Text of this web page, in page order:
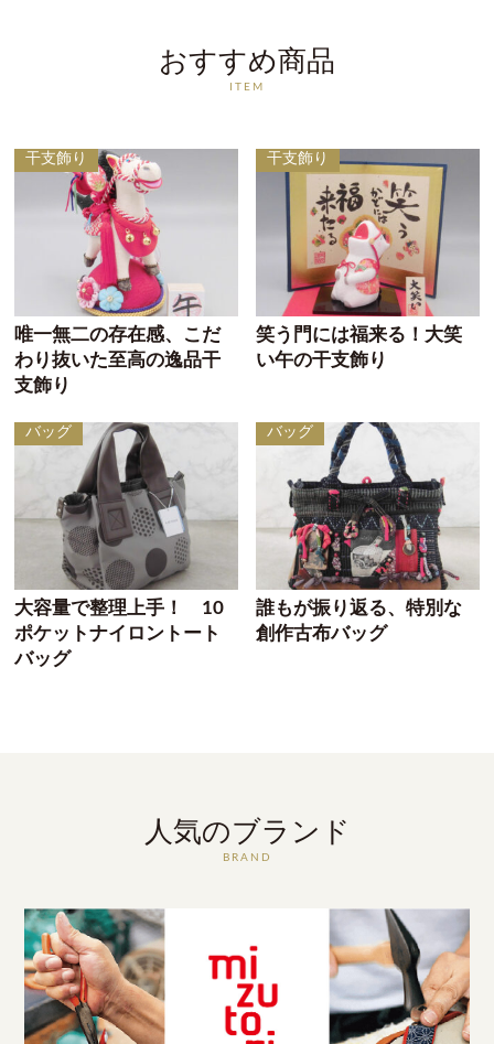
おすすめ商品
ITEM
干支飾り
唯一無二の存在感、こだ
わり抜いた至高の逸品干
支飾り
干支飾り
笑う門には福来る！大笑
い午の干支飾り
バッグ
大容量で整理上手！ 10
ポケットナイロントート
バッグ
バッグ
誰もが振り返る、特別な
創作古布バッグ
人気のブランド
BRAND